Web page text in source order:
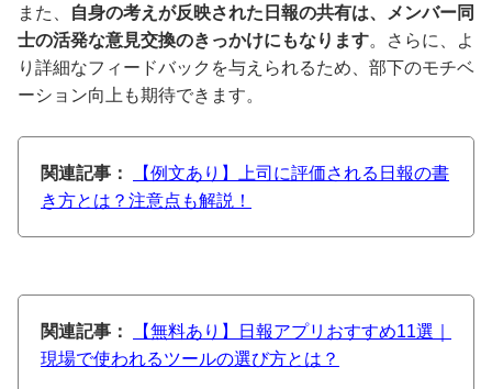
また、
自身の考えが反映された日報の共有は、メンバー同
士の活発な意見交換のきっかけにもなります。さらに、よ
り詳細なフィードバックを与えられるため、部下のモチベ
ーション向上も期待できます。
関連記事：
【例文あり】上司に評価される日報の書
き方とは？注意点も解説！
関連記事：
【無料あり】日報アプリおすすめ11選｜
現場で使われるツールの選び方とは？